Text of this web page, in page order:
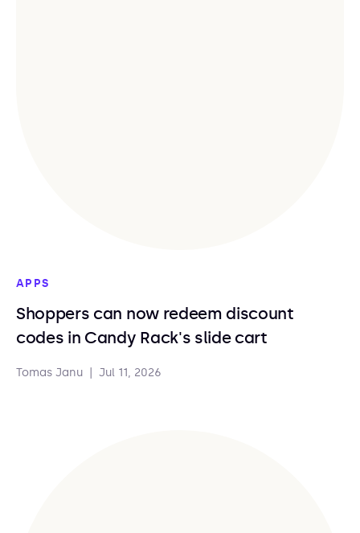
APPS
Shoppers can now redeem discount
codes in Candy Rack's slide cart
Tomas Janu Jul 11, 2026